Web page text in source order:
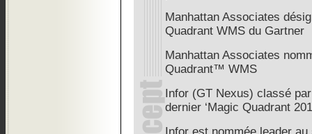
Manhattan Associates
Quadrant WMS du Gartner
Manhattan Associates
Quadrant™ WMS
Infor (GT Nexus) classé
dernier ‘Magic Quadrant